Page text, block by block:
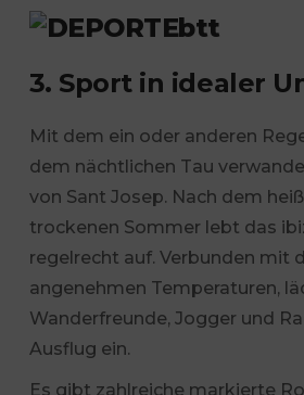
3. Sport in idealer
Mit dem ein oder anderen
dem nächtlichen Tau
von Sant Josep. Nach dem
trockenen Sommer lebt das
regelrecht auf. Verbunden mit
angenehmen Temperaturen,
Wanderfreunde, Jogger und
Ausflug ein.
Es gibt zahlreiche markierte